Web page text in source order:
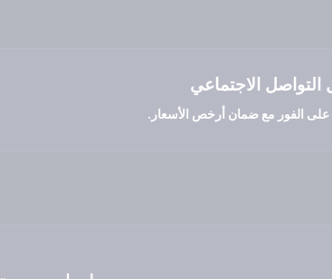
الاجتماعي
على الفور مع ضمان أرخص الأسعار.